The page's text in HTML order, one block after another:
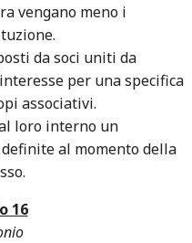
vengano meno i
da soci uniti da
per una specifica
associativi.
loro interno un
al momento della
16